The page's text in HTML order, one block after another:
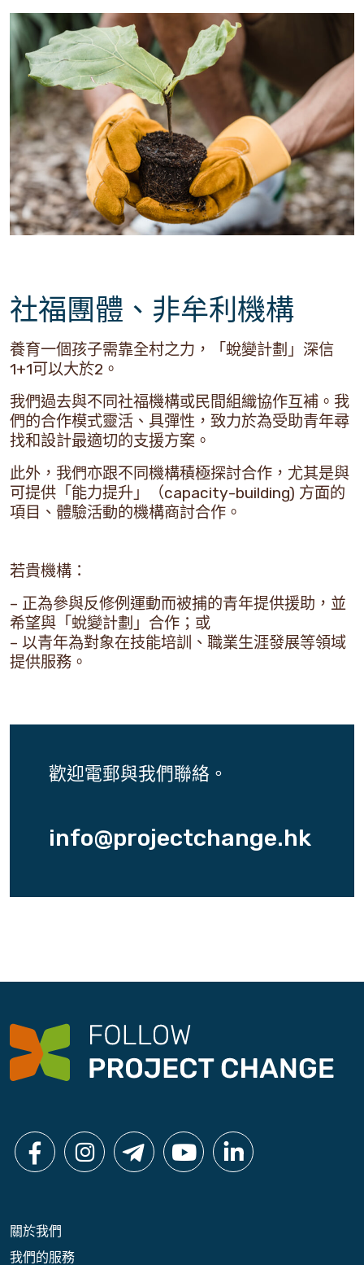
社福團體、非牟利機構
養育一個孩子需靠全村之力，「蛻變計劃」深信
1+1可以大於2。
我們過去與不同社福機構或民間組織協作互補。我
們的合作模式靈活、具彈性，致力於為受助青年尋
找和設計最適切的支援方案。
此外，我們亦跟不同機構積極探討合作，尤其是與
可提供「能力提升」（capacity-building) 方面的
項目、體驗活動的機構商討合作。
若貴機構：
– 正為參與反修例運動而被捕的青年提供援助，並
希望與「蛻變計劃」合作；或
– 以青年為對象在技能培訓、職業生涯發展等領域
提供服務。
歡迎電郵與我們聯絡。
info@projectchange.hk
關於我們
我們的服務